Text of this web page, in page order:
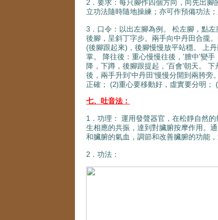
2．要求：每只腳作四個方向，向先出
立功法隨時隨地操練；亦可作預備功法
3．口令：以出左腳為例。 松左腳，點
後腳，呈斜丁字步。兩手向中丹田合攏
(後腳跟起來)，後腳慢慢放平站穩。 上
掌。 降往後：重心慢慢往後，'膻中'變
降，下蹲，後腳跟提起，'百會'朝天。
後，兩手升到'中丹田'慢慢分開到兩胯旁
正確； (2)重心要移動好，虛實要分明
七、吐音法：
1．功理： 運用發聲器官，在松靜自然
生相應的共振，達到對臟腑按摩作用。
和臟腑的氣血，調節和改善臟腑的功能
2．功法：